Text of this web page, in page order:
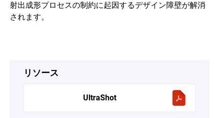
射出成形プロセスの制約に起因するデザイン障壁が解消
されます。
リソース
UltraShot